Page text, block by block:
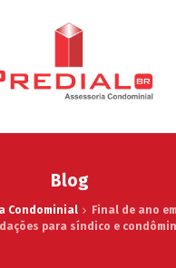
Blog
Condominial
Final de ano
para síndico e